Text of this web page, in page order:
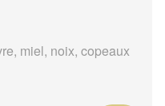
miel, noix, copeaux